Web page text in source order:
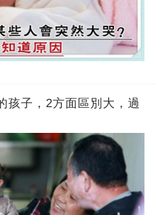
孩子，2方面區別大，過